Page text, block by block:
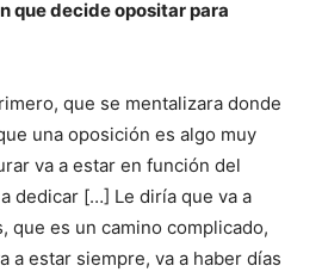
que decide opositar para
que se mentalizara donde
una oposición es algo muy
va a estar en función del
dedicar […] Le diría que va a
que es un camino complicado,
a estar siempre, va a haber días